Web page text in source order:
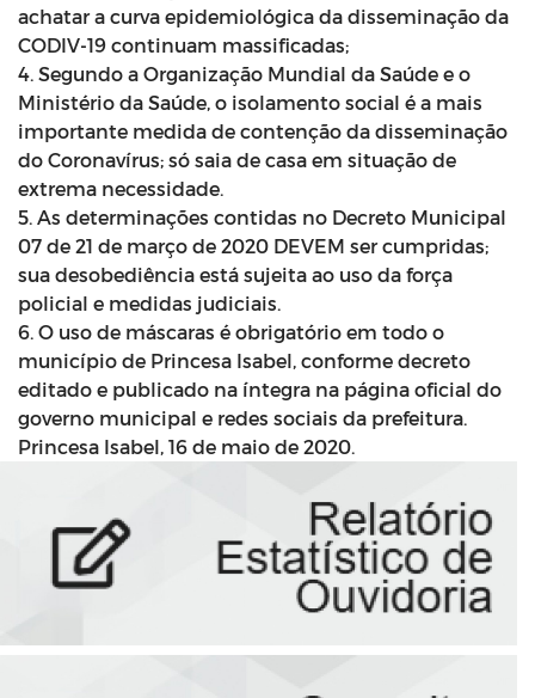
achatar a curva epidemiológica da disseminação da
CODIV-19 continuam massificadas;
4. Segundo a Organização Mundial da Saúde e o
Ministério da Saúde, o isolamento social é a mais
importante medida de contenção da disseminação
do Coronavírus; só saia de casa em situação de
extrema necessidade.
5. As determinações contidas no Decreto Municipal
07 de 21 de março de 2020 DEVEM ser cumpridas;
sua desobediência está sujeita ao uso da força
policial e medidas judiciais.
6. O uso de máscaras é obrigatório em todo o
município de Princesa Isabel, conforme decreto
editado e publicado na íntegra na página oficial do
governo municipal e redes sociais da prefeitura.
Princesa Isabel, 16 de maio de 2020.